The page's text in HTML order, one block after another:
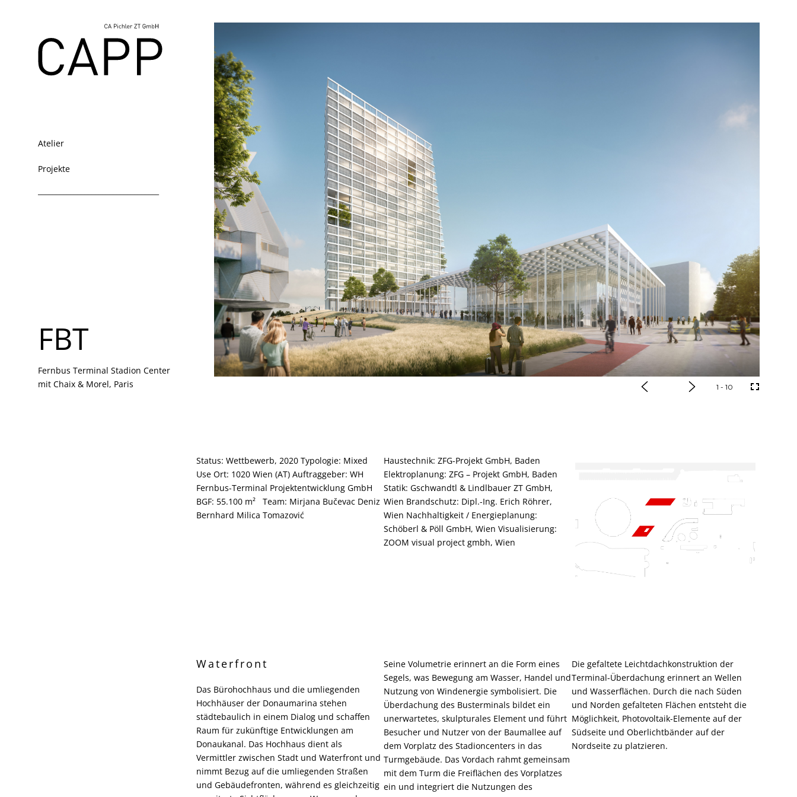
Atelier
Projekte
FBT
Fernbus Terminal Stadion Center
mit Chaix & Morel, Paris
FBT
Fernbus Terminal Stadion Center
mit Chaix & Morel, Paris
1 - 10
Status: Wettbewerb, 2020 Typologie: Mixed
Use Ort: 1020 Wien (AT) Auftraggeber: WH
Fernbus-Terminal Projektentwicklung GmbH
BGF: 55.100 m² Team: Mirjana Bučevac Deniz
Bernhard Milica Tomazović
Haustechnik: ZFG-Projekt GmbH, Baden
Elektroplanung: ZFG – Projekt GmbH, Baden
Statik: Gschwandtl & Lindlbauer ZT GmbH,
Wien Brandschutz: Dipl.-Ing. Erich Röhrer,
Wien Nachhaltigkeit / Energieplanung:
Schöberl & Pöll GmbH, Wien Visualisierung:
ZOOM visual project gmbh, Wien
Waterfront
Das Bürohochhaus und die umliegenden
Hochhäuser der Donaumarina stehen
städtebaulich in einem Dialog und schaffen
Raum für zukünftige Entwicklungen am
Donaukanal. Das Hochhaus dient als
Vermittler zwischen Stadt und Waterfront und
nimmt Bezug auf die umliegenden Straßen
und Gebäudefronten, während es gleichzeitig
Seine Volumetrie erinnert an die Form eines
Segels, was Bewegung am Wasser, Handel und
Nutzung von Windenergie symbolisiert. Die
Überdachung des Busterminals bildet ein
unerwartetes, skulpturales Element und führt
Besucher und Nutzer von der Baumallee auf
dem Vorplatz des Stadioncenters in das
Turmgebäude. Das Vordach rahmt gemeinsam
mit dem Turm die Freiflächen des Vorplatzes
ein und integriert die Nutzungen des
Die gefaltete Leichtdachkonstruktion der
Terminal-Überdachung erinnert an Wellen
und Wasserflächen. Durch die nach Süden
und Norden gefalteten Flächen entsteht die
Möglichkeit, Photovoltaik-Elemente auf der
Südseite und Oberlichtbänder auf der
Nordseite zu platzieren.